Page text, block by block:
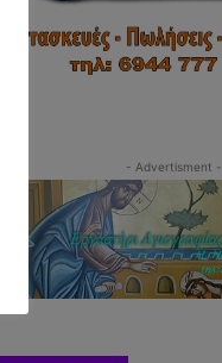
- Advertisment -